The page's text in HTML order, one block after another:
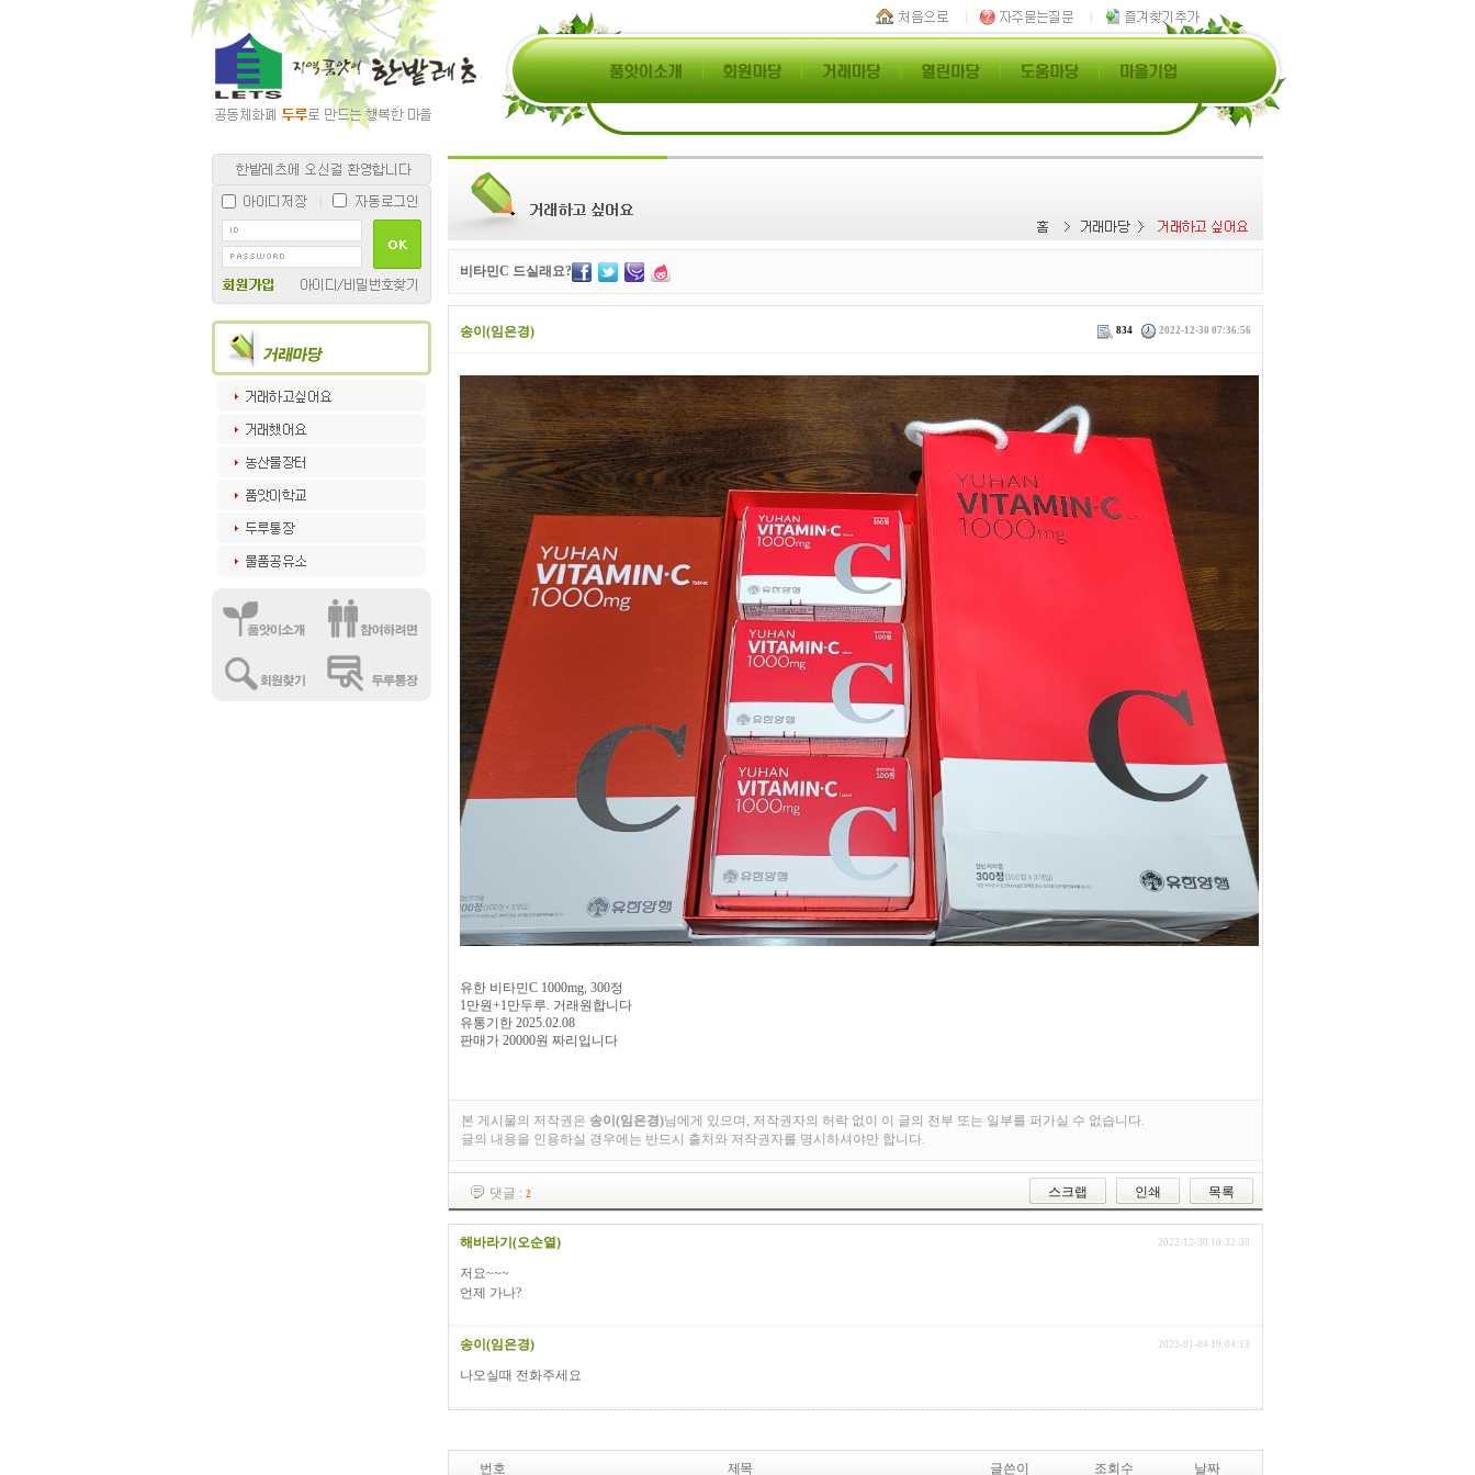
비타민C 드실래요?
송이(임은경) 834 2022-12-30 07:36:56
유한 비타민C 1000mg, 300정
1만원+1만두루. 거래원합니다
유통기한 2025.02.08
판매가 20000원 짜리입니다
본 게시물의 저작권은 송이(임은경)님에게 있으며, 저작권자의 허락 없이 이 글의 전부 또는 일부를 퍼가실 수 없습니다.
글의 내용을 인용하실 경우에는 반드시 출처와 저작권자를 명시하셔야만 합니다.
댓글 : 2 스크랩 인쇄 목록
해바라기(오순열) 2022-12-30 10:32:38
저요~~~
언제 가나?
송이(임은경) 2023-01-04 19:04:13
나오실때 전화주세요
번호 제목 글쓴이 조회수 날짜